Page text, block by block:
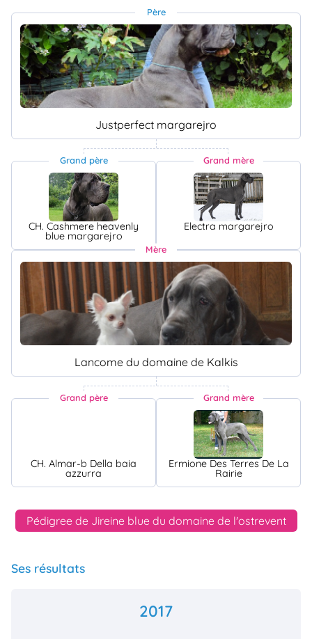
Père
Justperfect margarejro
Grand père
CH. Cashmere heavenly
blue margarejro
Grand mère
Electra margarejro
Mère
Lancome du domaine de Kalkis
Grand père
CH. Almar-b Della baia
azzurra
Grand mère
Ermione Des Terres De La
Rairie
Pédigree de Jireine blue du domaine de l'ostrevent
Ses résultats
2017